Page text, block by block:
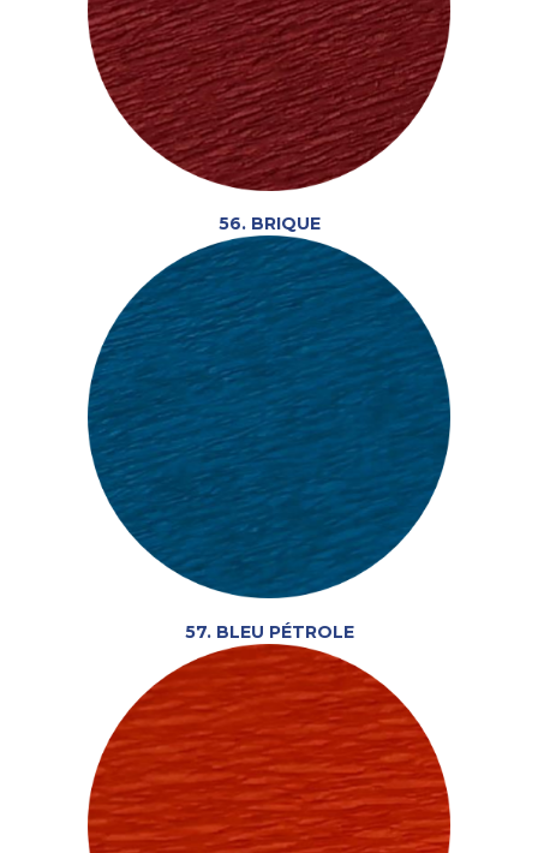
56. BRIQUE
57. BLEU PÉTROLE